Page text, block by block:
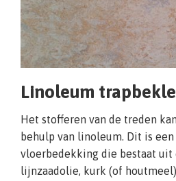
Linoleum
Het stofferen van de treden
behulp van linoleum. Dit is een
vloerbedekking die bestaat uit
lijnzaadolie, kurk (of